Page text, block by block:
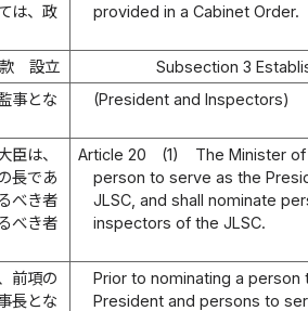
は、政
provided in a Cabinet Order.
設立
Subsection 3
事とな
(President and Inspectors)
臣は、
長であ
べき者
べき者
Article 20 (1)
The Minister
person to serve as the
JLSC, and shall nominate
inspectors of the JLSC.
前項の
長とな
Prior to nominating a
President and persons to